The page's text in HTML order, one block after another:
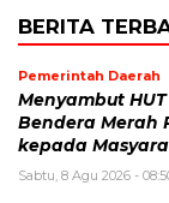
BERITA
Pemerintah Daerah
Menyambut HUT
Bendera Merah
kepada
Sabtu, 8 Agu 2026 -